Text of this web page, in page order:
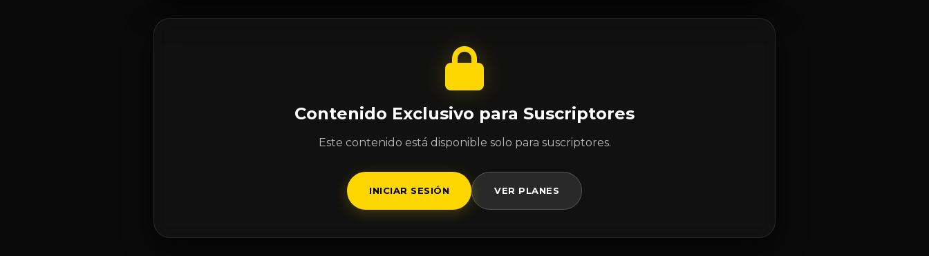
Contenido Exclusivo para Suscriptores
Este contenido está disponible solo para suscriptores.
INICIAR SESIÓN VER PLANES